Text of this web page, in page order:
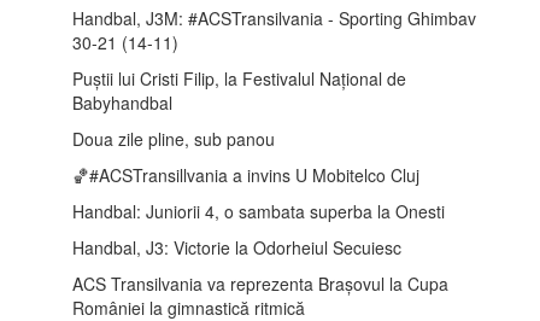
Handbal, J3M: #ACSTransilvania - Sporting Ghimbav
30-21 (14-11)
Puștii lui Cristi Filip, la Festivalul Național de
Babyhandbal
Doua zile pline, sub panou
🏀#ACSTransillvania a invins U Mobitelco Cluj
Handbal: Juniorii 4, o sambata superba la Onesti
Handbal, J3: Victorie la Odorheiul Secuiesc
ACS Transilvania va reprezenta Brașovul la Cupa
României la gimnastică ritmică